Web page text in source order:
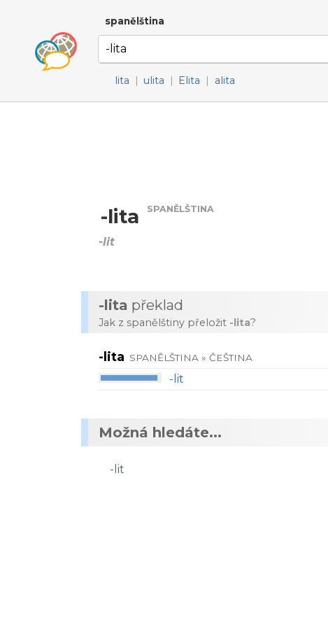
spanělština
lita | ulita | Elita | alita
-lita SPANĚLŠTINA
-lit
-lita překlad
Jak z spanělštiny přeložit -lita?
-lita SPANĚLŠTINA » ČEŠTINA
-lit
Možná hledáte...
-lit